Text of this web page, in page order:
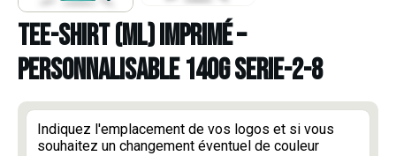
TEE-SHIRT (ML) IMPRIMÉ –
PERSONNALISABLE 140g serie-2-8
Indiquez l'emplacement de vos logos et si vous
souhaitez un changement éventuel de couleur